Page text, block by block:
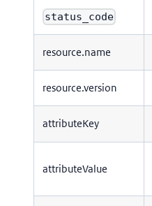
status_code
resource.name
resource.version
attributeKey
attributeValue